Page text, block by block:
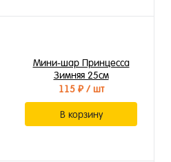
Мини-шар Принцесса
Зимняя 25см
115 ₽/ шт
В корзину